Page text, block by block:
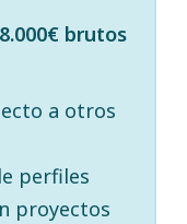
brutos
a otros
perfiles
proyectos